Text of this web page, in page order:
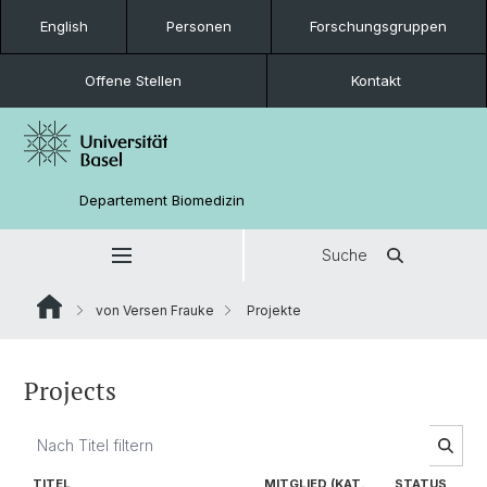
English Personen Forschungsgruppen
Offene Stellen Kontakt
Departement Biomedizin
Suche
von Versen Frauke Projekte
Projects
TITEL
MITGLIED (KAT.
STATUS